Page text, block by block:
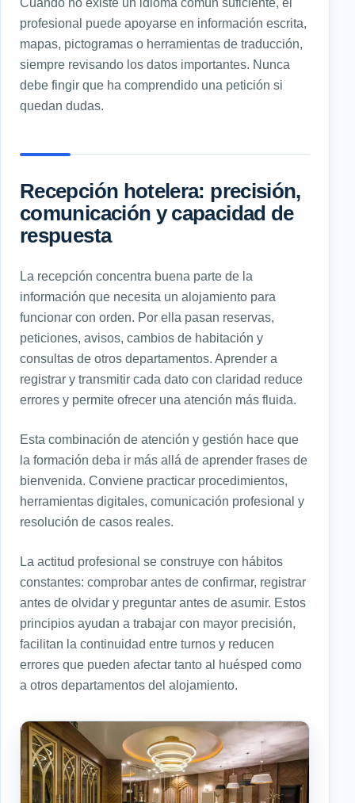
profesional puede apoyarse en información escrita,
mapas, pictogramas o herramientas de traducción,
siempre revisando los datos importantes. Nunca
debe fingir que ha comprendido una petición si
quedan dudas.
Recepción hotelera: precisión,
comunicación y capacidad de
respuesta
La recepción concentra buena parte de la
información que necesita un alojamiento para
funcionar con orden. Por ella pasan reservas,
peticiones, avisos, cambios de habitación y
consultas de otros departamentos. Aprender a
registrar y transmitir cada dato con claridad reduce
errores y permite ofrecer una atención más fluida.
Esta combinación de atención y gestión hace que
la formación deba ir más allá de aprender frases de
bienvenida. Conviene practicar procedimientos,
herramientas digitales, comunicación profesional y
resolución de casos reales.
La actitud profesional se construye con hábitos
constantes: comprobar antes de confirmar, registrar
antes de olvidar y preguntar antes de asumir. Estos
principios ayudan a trabajar con mayor precisión,
facilitan la continuidad entre turnos y reducen
errores que pueden afectar tanto al huésped como
a otros departamentos del alojamiento.